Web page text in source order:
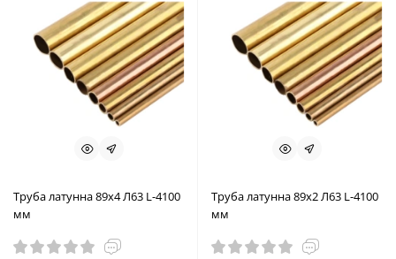
Труба латунна 89x4 Л63 L-4100
мм
Труба латунна 89x2 Л63 L-4100
мм